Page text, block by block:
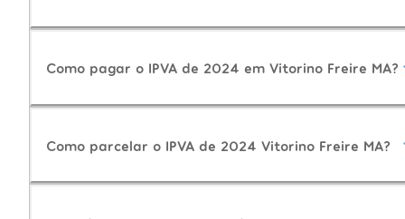
Como pagar o IPVA de 2024 em Vitorino Freire MA?
Como parcelar o IPVA de 2024 Vitorino Freire MA?